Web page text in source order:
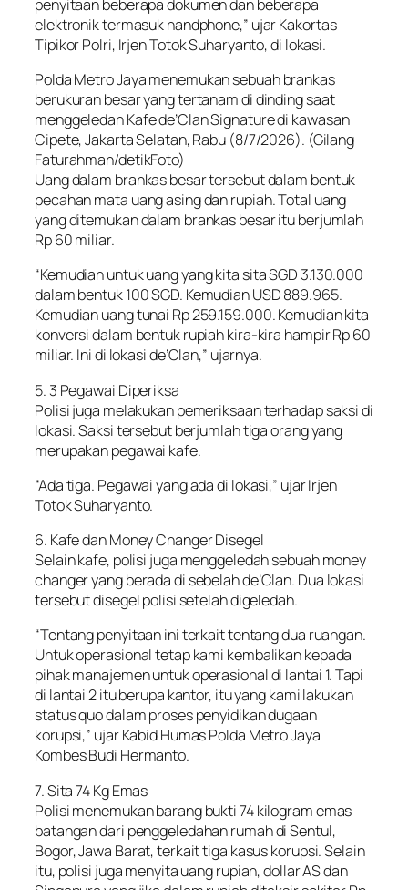
penyitaan beberapa dokumen dan beberapa
elektronik termasuk handphone,” ujar Kakortas
Tipikor Polri, Irjen Totok Suharyanto, di lokasi.
Polda Metro Jaya menemukan sebuah brankas
berukuran besar yang tertanam di dinding saat
menggeledah Kafe de’Clan Signature di kawasan
Cipete, Jakarta Selatan, Rabu (8/7/2026). (Gilang
Faturahman/detikFoto)
Uang dalam brankas besar tersebut dalam bentuk
pecahan mata uang asing dan rupiah. Total uang
yang ditemukan dalam brankas besar itu berjumlah
Rp 60 miliar.
“Kemudian untuk uang yang kita sita SGD 3.130.000
dalam bentuk 100 SGD. Kemudian USD 889.965.
Kemudian uang tunai Rp 259.159.000. Kemudian kita
konversi dalam bentuk rupiah kira-kira hampir Rp 60
miliar. Ini di lokasi de’Clan,” ujarnya.
5. 3 Pegawai Diperiksa
Polisi juga melakukan pemeriksaan terhadap saksi di
lokasi. Saksi tersebut berjumlah tiga orang yang
merupakan pegawai kafe.
“Ada tiga. Pegawai yang ada di lokasi,” ujar Irjen
Totok Suharyanto.
6. Kafe dan Money Changer Disegel
Selain kafe, polisi juga menggeledah sebuah money
changer yang berada di sebelah de’Clan. Dua lokasi
tersebut disegel polisi setelah digeledah.
“Tentang penyitaan ini terkait tentang dua ruangan.
Untuk operasional tetap kami kembalikan kepada
pihak manajemen untuk operasional di lantai 1. Tapi
di lantai 2 itu berupa kantor, itu yang kami lakukan
status quo dalam proses penyidikan dugaan
korupsi,” ujar Kabid Humas Polda Metro Jaya
Kombes Budi Hermanto.
7. Sita 74 Kg Emas
Polisi menemukan barang bukti 74 kilogram emas
batangan dari penggeledahan rumah di Sentul,
Bogor, Jawa Barat, terkait tiga kasus korupsi. Selain
itu, polisi juga menyita uang rupiah, dollar AS dan